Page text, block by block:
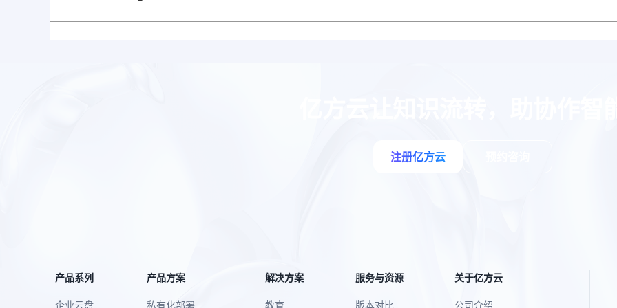
注册亿方云
产品系列
企业云盘
产品方案
私有化部署
解决方案
教育
服务与资源
版本对比
关于亿方云
公司介绍